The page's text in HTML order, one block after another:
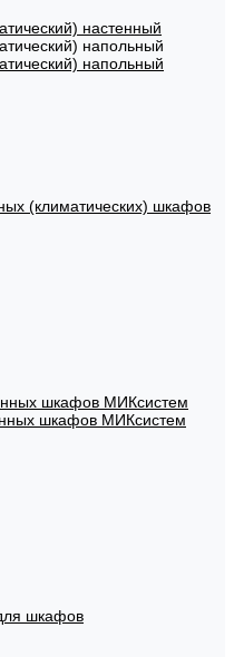
настенный
напольный
напольный
(климатических) шкафов
шкафов МИКсистем
шкафов МИКсистем
шкафов